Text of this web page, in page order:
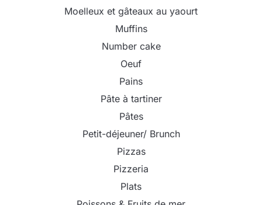
Moelleux et gâteaux au yaourt
Muffins
Number cake
Oeuf
Pains
Pâte à tartiner
Pâtes
Petit-déjeuner/ Brunch
Pizzas
Pizzeria
Plats